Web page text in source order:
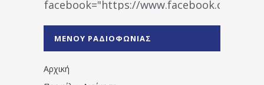
facebook="https://www.facebook.com/
1531194763766854/" artist="" ]
ΜΕΝΟΥ ΡΑΔΙΟΦΩΝΙΑΣ
Αρχική